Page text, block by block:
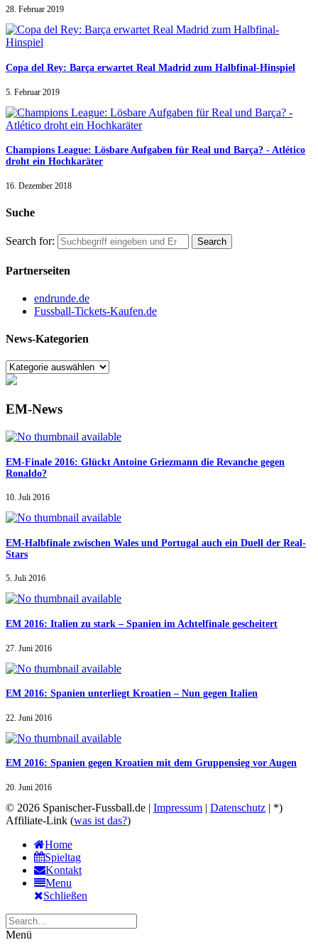
28. Februar 2019
Copa del Rey: Barça erwartet Real Madrid zum Halbfinal-Hinspiel
5. Februar 2019
Champions League: Lösbare Aufgaben für Real und Barça? - Atlético
droht ein Hochkaräter
16. Dezember 2018
Suche
Search for:
Partnerseiten
endrunde.de
Fussball-Tickets-Kaufen.de
News-Kategorien
EM-News
EM-Finale 2016: Glückt Antoine Griezmann die Revanche gegen
Ronaldo?
10. Juli 2016
EM-Halbfinale zwischen Wales und Portugal auch ein Duell der Real-
Stars
5. Juli 2016
EM 2016: Italien zu stark – Spanien im Achtelfinale gescheitert
27. Juni 2016
EM 2016: Spanien unterliegt Kroatien – Nun gegen Italien
22. Juni 2016
EM 2016: Spanien gegen Kroatien mit dem Gruppensieg vor Augen
20. Juni 2016
© 2026 Spanischer-Fussball.de | Impressum | Datenschutz | *)
Affiliate-Link (was ist das?)
Home
Spieltag
Kontakt
Menu
Schließen
Menü